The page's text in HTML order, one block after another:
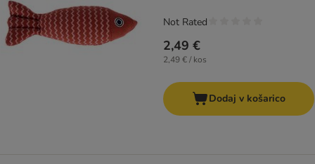
2,49 €
2,49 € / kos
Not Rated
Dodaj v košarico